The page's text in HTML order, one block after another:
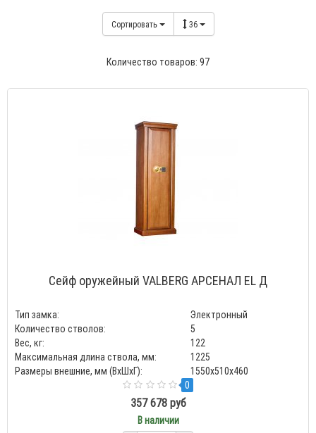
Сортировать 36
Количество товаров: 97
Сейф оружейный VALBERG АРСЕНАЛ EL Д
Тип замка:
Электронный
Количество стволов:
5
Вес, кг:
122
Максимальная длина ствола, мм:
1225
Размеры внешние, мм (ВхШхГ):
1550x510x460
0
357 678 руб
В наличии